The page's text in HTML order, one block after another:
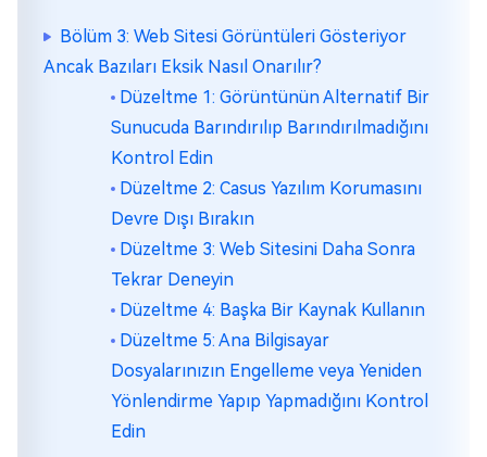
Bölüm 3: Web Sitesi Görüntüleri Gösteriyor
Ancak Bazıları Eksik Nasıl Onarılır?
Düzeltme 1: Görüntünün Alternatif Bir
Sunucuda Barındırılıp Barındırılmadığını
Kontrol Edin
Düzeltme 2: Casus Yazılım Korumasını
Devre Dışı Bırakın
Düzeltme 3: Web Sitesini Daha Sonra
Tekrar Deneyin
Düzeltme 4: Başka Bir Kaynak Kullanın
Düzeltme 5: Ana Bilgisayar
Dosyalarınızın Engelleme veya Yeniden
Yönlendirme Yapıp Yapmadığını Kontrol
Edin